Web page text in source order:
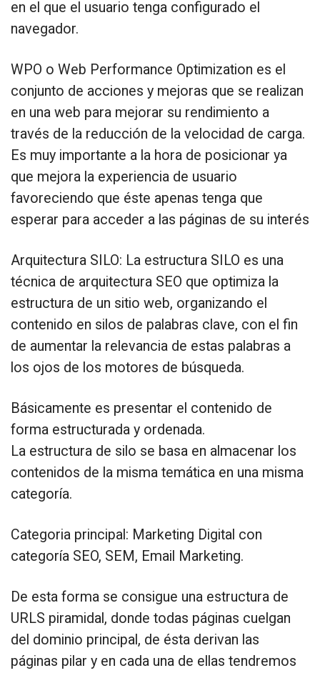
en el que el usuario tenga configurado el
navegador.
WPO o Web Performance Optimization es el
conjunto de acciones y mejoras que se realizan
en una web para mejorar su rendimiento a
través de la reducción de la velocidad de carga.
Es muy importante a la hora de posicionar ya
que mejora la experiencia de usuario
favoreciendo que éste apenas tenga que
esperar para acceder a las páginas de su interés
Arquitectura SILO: La estructura SILO es una
técnica de arquitectura SEO que optimiza la
estructura de un sitio web, organizando el
contenido en silos de palabras clave, con el fin
de aumentar la relevancia de estas palabras a
los ojos de los motores de búsqueda.
Básicamente es presentar el contenido de
forma estructurada y ordenada.
La estructura de silo se basa en almacenar los
contenidos de la misma temática en una misma
categoría.
Categoria principal: Marketing Digital con
categoría SEO, SEM, Email Marketing.
De esta forma se consigue una estructura de
URLS piramidal, donde todas páginas cuelgan
del dominio principal, de ésta derivan las
páginas pilar y en cada una de ellas tendremos